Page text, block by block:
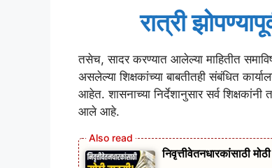
रात्री
तसेच, सादर करण्यात आलेल्या माहितीत
असलेल्या शिक्षकांच्या बाबतीतही संबंधित
आहेत. शासनाच्या निर्देशानुसार सर्व
आले आहे.
निवृत्तीवेतनधारकांसाठी